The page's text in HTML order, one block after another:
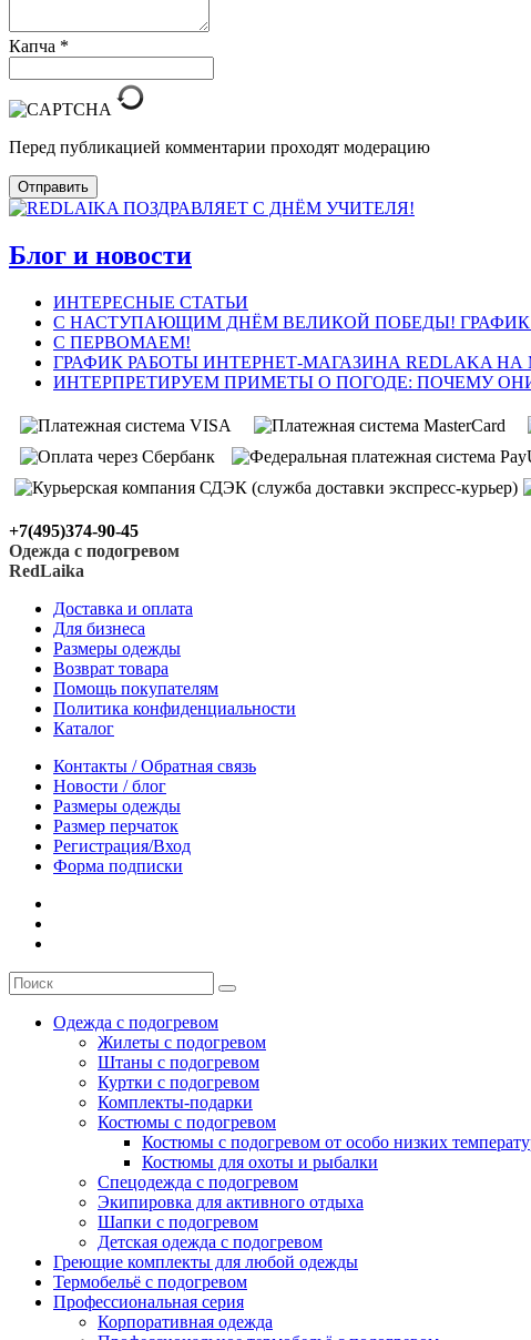
Капча *
Перед публикацией комментарии проходят модерацию
Отправить
Блог и новости
ИНТЕРЕСНЫЕ СТАТЬИ
С НАСТУПАЮЩИМ ДНЁМ ВЕЛИКОЙ ПОБЕДЫ! ГРАФИК
С ПЕРВОМАЕМ!
ГРАФИК РАБОТЫ ИНТЕРНЕТ-МАГАЗИНА REDLAKA
ИНТЕРПРЕТИРУЕМ ПРИМЕТЫ О ПОГОДЕ: ПОЧЕМУ
+7(495)374-90-45
Одежда с подогревом
RedLaika
Доставка и оплата
Для бизнеса
Размеры одежды
Возврат товара
Помощь покупателям
Политика конфиденциальности
Каталог
Контакты / Обратная связь
Новости / блог
Размеры одежды
Размер перчаток
Регистрация/Вход
Форма подписки
Одежда с подогревом
Жилеты с подогревом
Штаны с подогревом
Куртки с подогревом
Комплекты-подарки
Костюмы с подогревом
Костюмы с подогревом от особо низких
Костюмы для охоты и рыбалки
Спецодежда с подогревом
Экипировка для активного отдыха
Шапки с подогревом
Детская одежда с подогревом
Греющие комплекты для любой одежды
Термобельё с подогревом
Профессиональная серия
Корпоративная одежда